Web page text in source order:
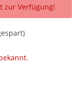
zur Verfügung!